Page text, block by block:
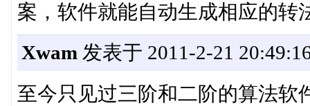
案，软件就能自动生成相应的转
Xwam 发表于 2011-2-21
至今只见过三阶和二阶的算法软